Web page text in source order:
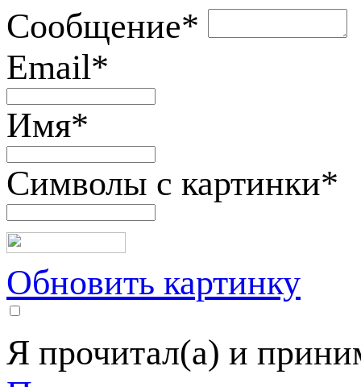
Сообщение*
Email*
Имя*
Символы с картинки*
Обновить картинку
Я прочитал(а) и